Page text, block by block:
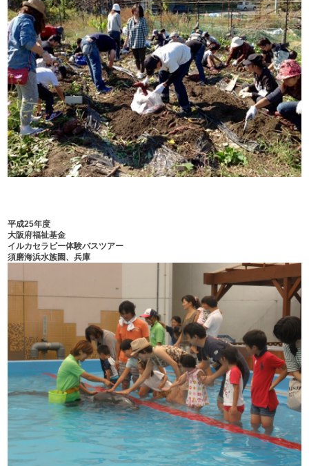
平成25年度
大阪府福祉基金
イルカセラピー体験バスツアー
須磨海浜水族園、兵庫